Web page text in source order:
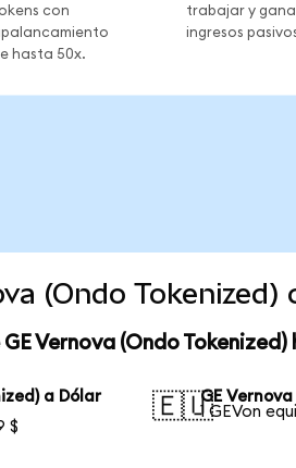
con
hasta 50x.
trabajar y gana
ingresos
(Ondo
Vernova (Ondo Tokenized)
a Dólar
$
🇪🇺GE
1 GEVon